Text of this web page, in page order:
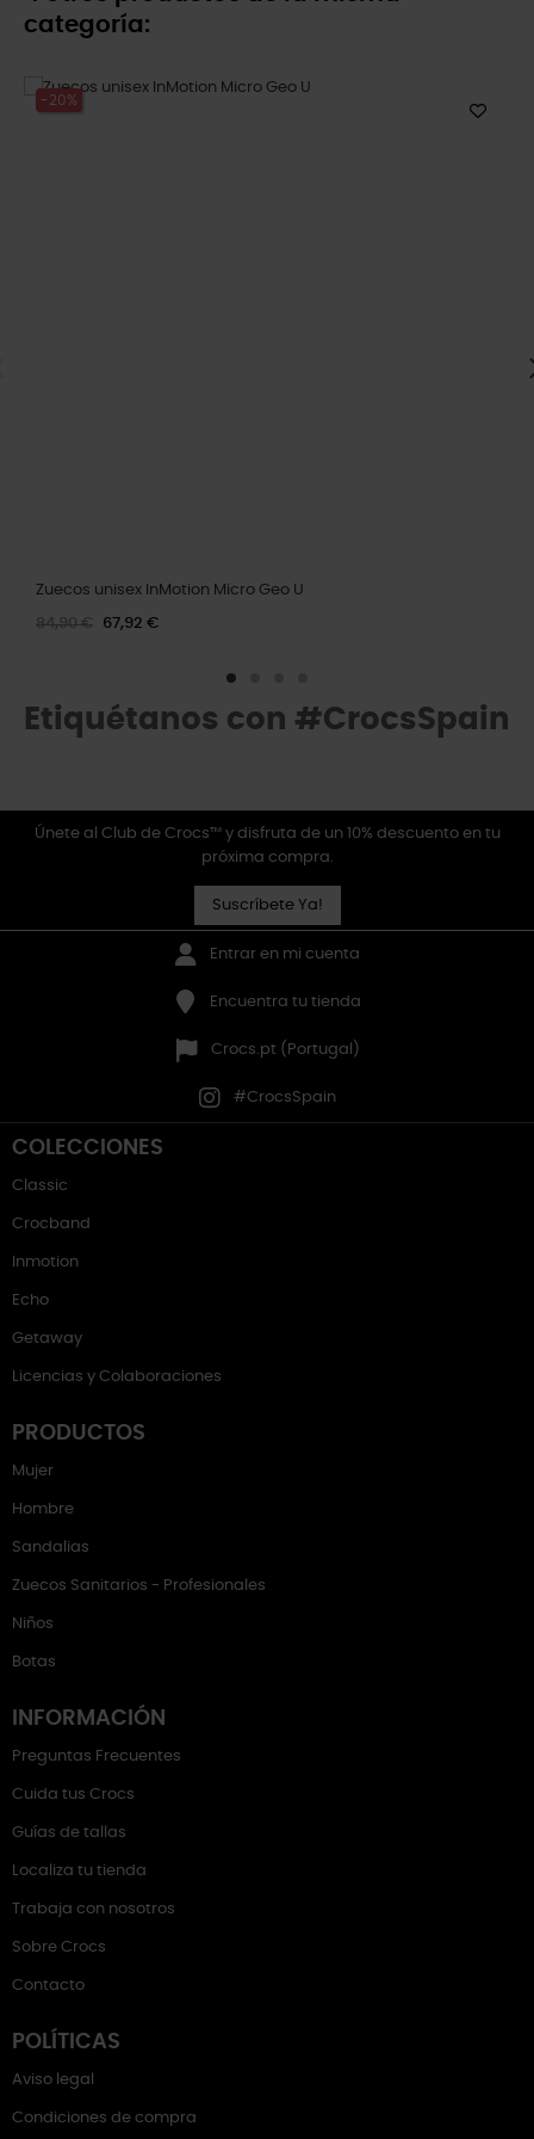
categoría:
-20%
Zuecos unisex InMotion Micro Geo U
84,90 € 67,92 €
Etiquétanos con #CrocsSpain
Únete al Club de Crocs™ y disfruta de un 10% descuento en tu
próxima compra.
Suscríbete Ya!
Entrar en mi cuenta
Encuentra tu tienda
Crocs.pt (Portugal)
#CrocsSpain
COLECCIONES
Classic
Crocband
Inmotion
Echo
Getaway
Licencias y Colaboraciones
PRODUCTOS
Mujer
Hombre
Sandalias
Zuecos Sanitarios - Profesionales
Niños
Botas
INFORMACIÓN
Preguntas Frecuentes
Cuida tus Crocs
Guías de tallas
Localiza tu tienda
Trabaja con nosotros
Sobre Crocs
Contacto
POLÍTICAS
Aviso legal
Condiciones de compra